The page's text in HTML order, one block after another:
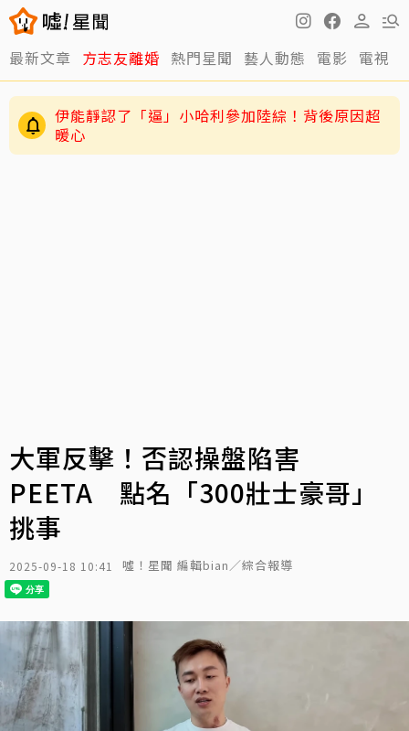
最新文章 方志友離婚 熱門星聞 藝人動態 電影 電視
伊能靜認了「逼」小哈利參加陸綜！背後原因超
暖心
大軍反擊！否認操盤陷害
PEETA 點名「300壯士豪哥」
挑事
2025-09-18 10:41 噓！星聞 編輯bian／綜合報導